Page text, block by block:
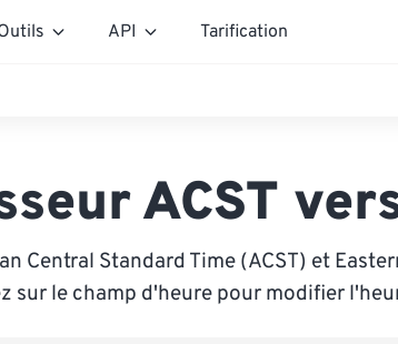
API Tarification
ACST
Central Standard Time (ACST) et
sur le champ d'heure pour modifier